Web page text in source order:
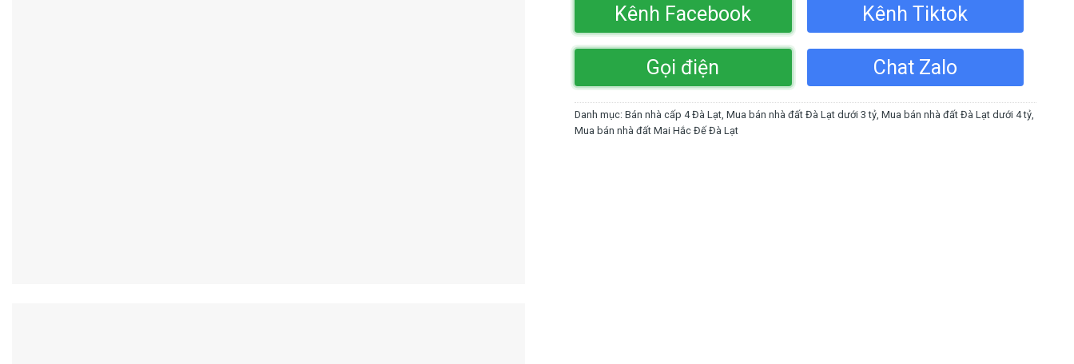
Kênh Facebook Kênh Tiktok
Gọi điện Chat Zalo
Danh mục:Bán nhà cấp 4 Đà Lạt,Mua bán nhà đất Đà Lạt dưới 3 tỷ,Mua bán nhà đất Đà Lạt dưới 4 tỷ,
Mua bán nhà đất Mai Hắc Đế Đà Lạt